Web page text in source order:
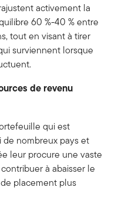
activement la
60 %-40 % entre
tout en visant à tirer
surviennent lorsque
de revenu
qui est
nombreux pays et
leur procure une vaste
à abaisser le
placement plus